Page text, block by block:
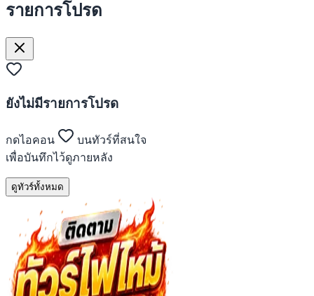
รายการโปรด
ยังไม่มีรายการโปรด
กดไอคอน
บนทัวร์ที่สนใจ
เพื่อบันทึกไว้ดูภายหลัง
ดูทัวร์ทั้งหมด